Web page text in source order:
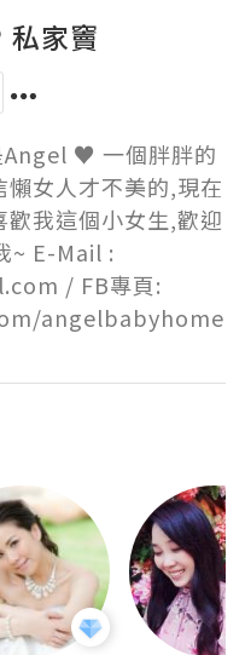
家竇
Angel ♥ 一個胖胖的
女人才不美的,現在
我這個小女生,歡迎
~ E-Mail :
/ FB專頁:
angelbabyhome